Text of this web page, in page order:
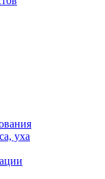
уха